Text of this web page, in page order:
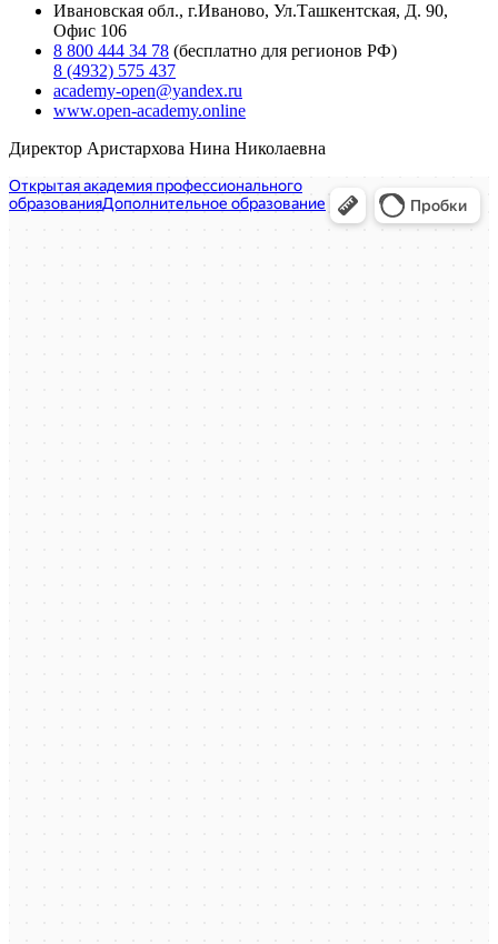
Ивановская обл., г.Иваново, Ул.Ташкентская, Д. 90,
Офис 106
8 800 444 34 78 (бесплатно для регионов РФ)
8 (4932) 575 437
academy-open@yandex.ru
www.open-academy.online
Директор Аристархова Нина Николаевна